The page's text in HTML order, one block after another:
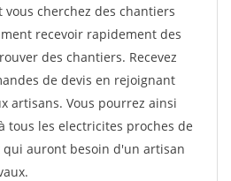
cherchez des chantiers
recevoir rapidement des
des chantiers. Recevez
de devis en rejoignant
artisans. Vous pourrez ainsi
tous les electricites proches de
auront besoin d'un artisan